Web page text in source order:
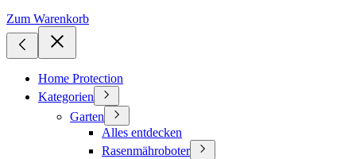
Zum Warenkorb
Home Protection
Kategorien
Garten
Alles entdecken
Rasenmähroboter